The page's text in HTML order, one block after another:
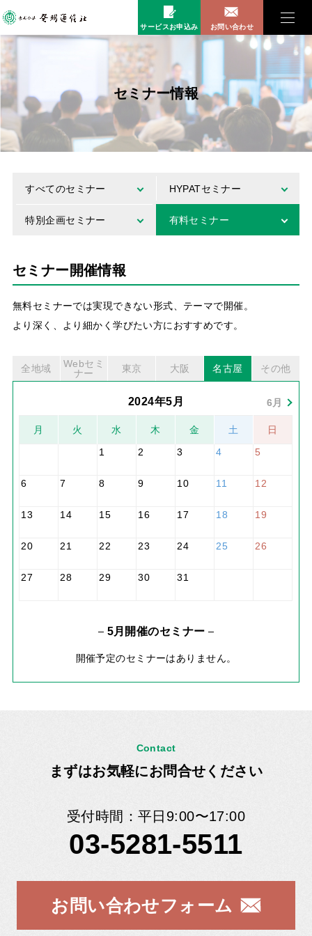
サービスお申込み お問い合わせ
セミナー情報
すべてのセミナー HYPATセミナー
特別企画セミナー 有料セミナー
セミナー開催情報
無料セミナーでは実現できない形式、テーマで開催。
より深く、より細かく学びたい方におすすめです。
全地域
Webセミ
ナー
東京 大阪 名古屋 その他
2024年5月 6月
月 火 水 木 金 土
日
1
2 3 4 5
6 7 8 9 10 11 12
13 14 15 16 17 18 19
20 21 22 23 24 25 26
27 28 29 30 31
5月開催のセミナー
開催予定のセミナーはありません。
Contact
まずはお気軽にお問合せください
受付時間：平日9:00〜17:00
03-5281-5511
お問い合わせフォーム